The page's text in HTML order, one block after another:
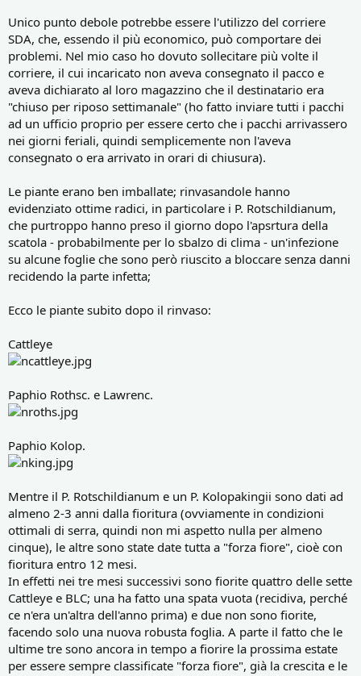
Unico punto debole potrebbe essere l'utilizzo del corriere
SDA, che, essendo il più economico, può comportare dei
problemi. Nel mio caso ho dovuto sollecitare più volte il
corriere, il cui incaricato non aveva consegnato il pacco e
aveva dichiarato al loro magazzino che il destinatario era
"chiuso per riposo settimanale" (ho fatto inviare tutti i pacchi
ad un ufficio proprio per essere certo che i pacchi arrivassero
nei giorni feriali, quindi semplicemente non l'aveva
consegnato o era arrivato in orari di chiusura).
Le piante erano ben imballate; rinvasandole hanno
evidenziato ottime radici, in particolare i P. Rotschildianum,
che purtroppo hanno preso il giorno dopo l'apsrtura della
scatola - probabilmente per lo sbalzo di clima - un'infezione
su alcune foglie che sono però riuscito a bloccare senza danni
recidendo la parte infetta;
Ecco le piante subito dopo il rinvaso:
Cattleye
Paphio Rothsc. e Lawrenc.
Paphio Kolop.
Mentre il P. Rotschildianum e un P. Kolopakingii sono dati ad
almeno 2-3 anni dalla fioritura (ovviamente in condizioni
ottimali di serra, quindi non mi aspetto nulla per almeno
cinque), le altre sono state date tutta a "forza fiore", cioè con
fioritura entro 12 mesi.
In effetti nei tre mesi successivi sono fiorite quattro delle sette
Cattleye e BLC; una ha fatto una spata vuota (recidiva, perché
ce n'era un'altra dell'anno prima) e due non sono fiorite,
facendo solo una nuova robusta foglia. A parte il fatto che le
ultime tre sono ancora in tempo a fiorire la prossima estate
per essere sempre classificate "forza fiore", già la crescita e le